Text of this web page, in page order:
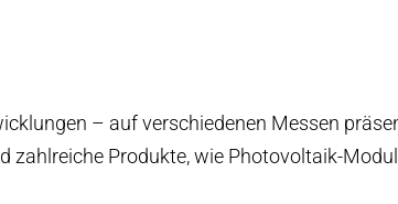
– auf verschiedenen Messen
zahlreiche Produkte, wie Photovoltaik-